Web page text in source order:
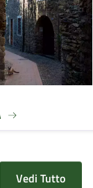
Vedi Tutto